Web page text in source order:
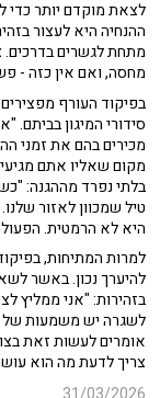
לצאת מוקדם יותר
ההנחיה היא לעצור
מתחת לגשרים בדרכים.
מחסה, ואם אין כזה -
בפיקוד העורף
סידורי המיגון
מכירים בהם את זמני
מקום שאליו אתם
בלתי נפרד מההגנה:
טיל שמכוון לאזור
היא לא הרמטית.
למרות המתיחות,
להיערך נכון. באשר
בזהירות: "אני ממליץ
לשגרה יש משמעות של
אומרים לעשות זאת
צריך לדעת מה הוא